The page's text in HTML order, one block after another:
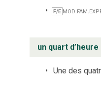
F/E mod.fam.
un quart d’heure
Une des